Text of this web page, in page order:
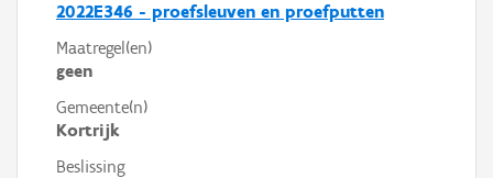
2022E346 - proefsleuven en proefputten
Maatregel(en)
geen
Gemeente(n)
Kortrijk
Beslissing